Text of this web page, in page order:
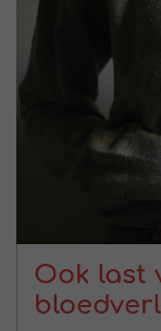
Ook last